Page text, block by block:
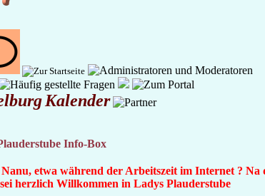
Kalender
Info-Box
etwa während der Arbeitszeit im Internet ? Na
herzlich Willkommen in Ladys Plauderstube